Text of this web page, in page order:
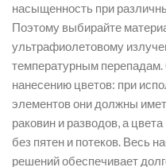
насыщенность при
Поэтому выбирайте
ультрафиолетовому
температурным
нанесению цветов: при
элементов они должны
раковин и разводов, а
без пятен и потеков. Весь
решений обеспечивает